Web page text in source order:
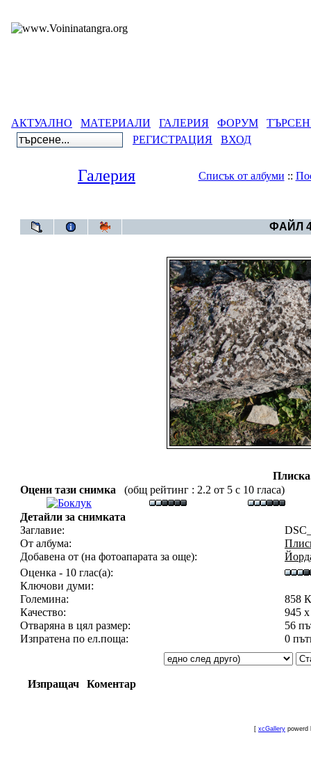
АКТУАЛНО МАТЕРИАЛИ ГАЛЕРИЯ ФОРУМ
РЕГИСТРАЦИЯ
ВХОД
Галерия Списък от албуми ::
ФАЙЛ
Оцени тази снимка
(общ рейтинг : 2.2 от 5 с 10 гласа)
Детайли за снимката
Заглавие:
От албума:
Добавена от (на фотоапарата за още):
Оценка - 10 глас(а):
Ключови думи:
Големина:
858
Качество:
945
Отваряна в цял размер:
56
Изпратена по ел.поща:
0
Изпращач Коментар
[ xcGallery